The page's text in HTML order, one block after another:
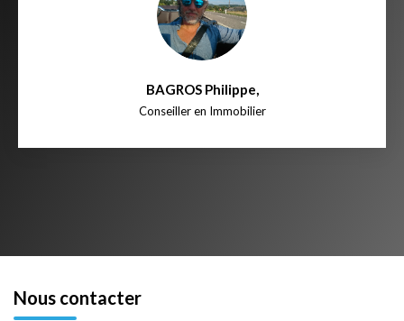
BAGROS Philippe,
Conseiller en Immobilier
Nous contacter